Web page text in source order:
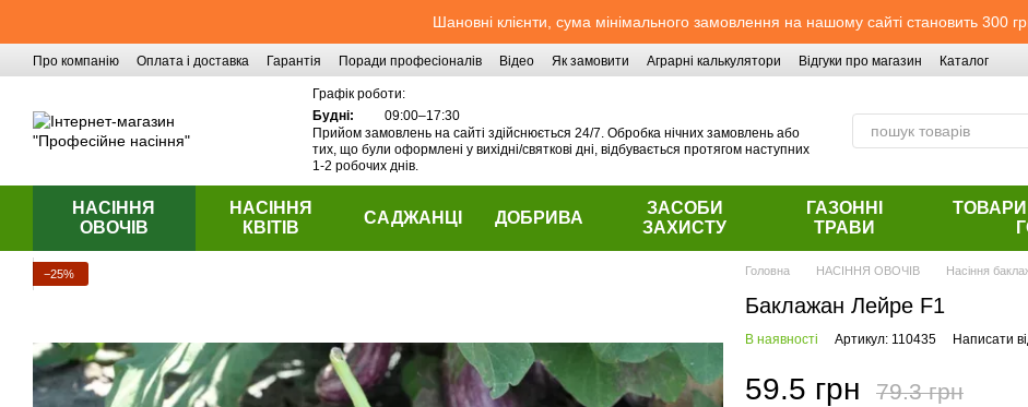
Шановні клієнти, сума мінімального замовлення на нашому сайті становить 300
Про компанію Оплата і доставка Гарантія Поради професіоналів Відео Як замовити Аграрні калькулятори Відгуки про магазин
Каталог
Графік роботи:
Будні:
09:00–17:30
Прийом замовлень на сайті здійснюється 24/7. Обробка нічних замовлень або
тих, що були оформлені у вихідні/святкові дні, відбувається протягом наступних
1-2 робочих днів.
НАСІННЯ
ОВОЧІВ
НАСІННЯ
КВІТІВ
САДЖАНЦІ ДОБРИВА
ЗАСОБИ
ЗАХИСТУ
ГАЗОННІ
ТРАВИ
−25% Головна НАСІННЯ ОВОЧІВ Насіння
Баклажан Лейре F1
В наявності Артикул: 110435 Написати
59.5 грн 79.3 грн